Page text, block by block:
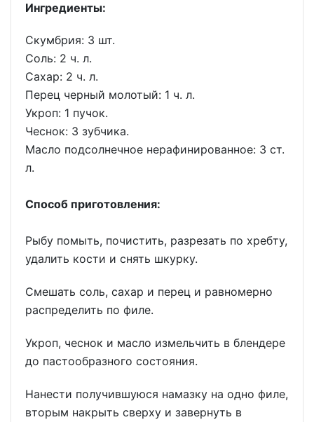
Ингредиенты:
Скумбрия: 3 шт.
Соль: 2 ч. л.
Сахар: 2 ч. л.
Перец черный молотый: 1 ч. л.
Укроп: 1 пучок.
Чеснок: 3 зубчика.
Масло подсолнечное нерафинированное: 3 ст.
л.
Способ приготовления:
Рыбу помыть, почистить, разрезать по хребту,
удалить кости и снять шкурку.
Смешать соль, сахар и перец и равномерно
распределить по филе.
Укроп, чеснок и масло измельчить в блендере
до пастообразного состояния.
Нанести получившуюся намазку на одно филе,
вторым накрыть сверху и завернуть в